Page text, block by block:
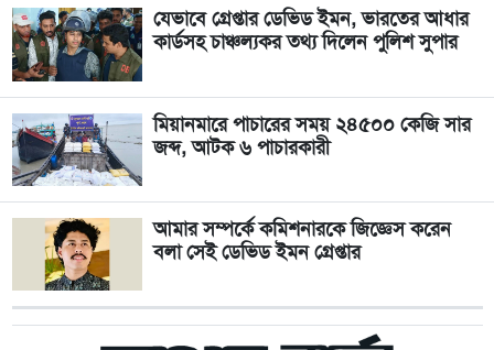
যেভাবে গ্রেপ্তার ডেভিড ইমন, ভারতের আধার
কার্ডসহ চাঞ্চল্যকর তথ্য দিলেন পুলিশ সুপার
মিয়ানমারে পাচারের সময় ২৪৫০০ কেজি সার
জব্দ, আটক ৬ পাচারকারী
আমার সম্পর্কে কমিশনারকে জিজ্ঞেস করেন
বলা সেই ডেভিড ইমন গ্রেপ্তার